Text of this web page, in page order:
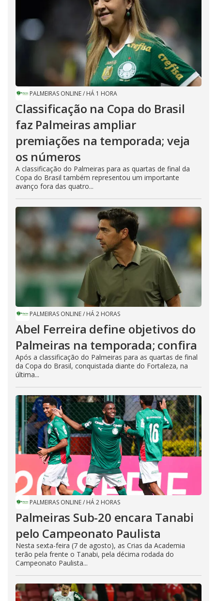
PALMEIRAS ONLINE/ HÁ 1 HORA
Classificação na Copa do Brasil
faz Palmeiras ampliar
premiações na temporada; veja
os números
A classificação do Palmeiras para as quartas de final da
Copa do Brasil também representou um importante
avanço fora das quatro...
PALMEIRAS ONLINE/ HÁ 2 HORAS
Abel Ferreira define objetivos do
Palmeiras na temporada; confira
Após a classificação do Palmeiras para as quartas de final
da Copa do Brasil, conquistada diante do Fortaleza, na
última...
PALMEIRAS ONLINE/ HÁ 2 HORAS
Palmeiras Sub-20 encara Tanabi
pelo Campeonato Paulista
Nesta sexta-feira (7 de agosto), as Crias da Academia
terão pela frente o Tanabi, pela décima rodada do
Campeonato Paulista...